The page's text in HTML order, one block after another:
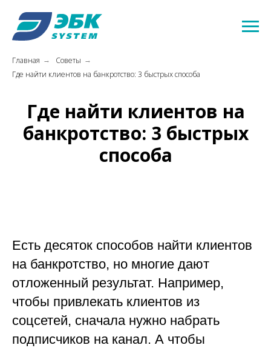
Главная → Советы →
Где найти клиентов на банкротство: 3 быстрых способа
Где найти клиентов на
банкротство: 3 быстрых
способа
Есть десяток способов найти клиентов
на банкротство, но многие дают
отложенный результат. Например,
чтобы привлекать клиентов из
соцсетей, сначала нужно набрать
подписчиков на канал. А чтобы